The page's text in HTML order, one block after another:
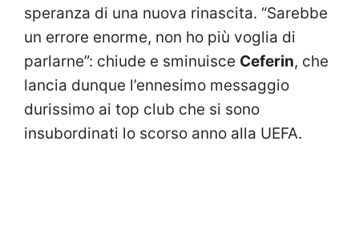
speranza di una nuova rinascita. “Sarebbe
un errore enorme, non ho più voglia di
parlarne”: chiude e sminuisce Ceferin, che
lancia dunque l’ennesimo messaggio
durissimo ai top club che si sono
insubordinati lo scorso anno alla UEFA.